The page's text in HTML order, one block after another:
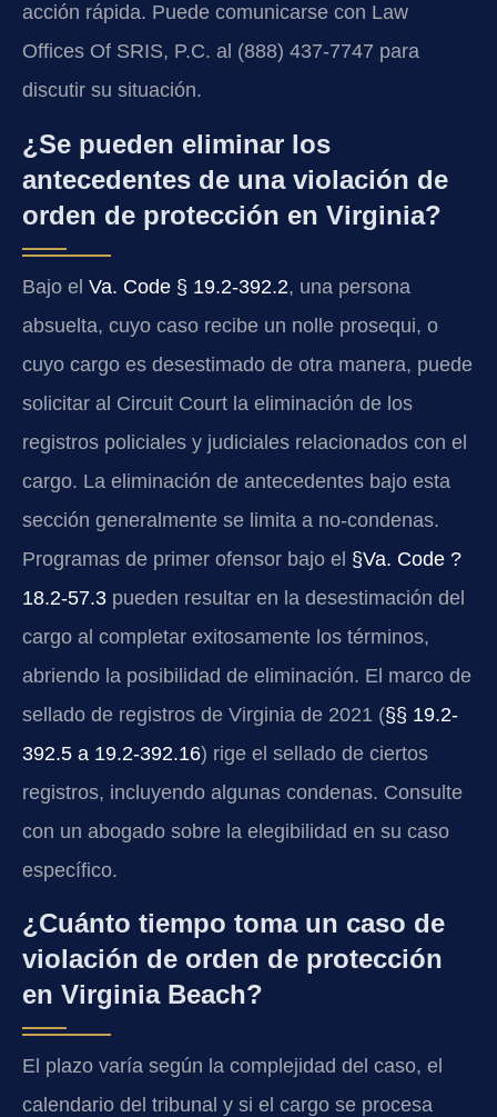
acción rápida. Puede comunicarse con Law
Offices Of SRIS, P.C. al (888) 437-7747 para
discutir su situación.
¿Se pueden eliminar los
antecedentes de una violación de
orden de protección en Virginia?
Bajo el Va. Code § 19.2-392.2, una persona
absuelta, cuyo caso recibe un nolle prosequi, o
cuyo cargo es desestimado de otra manera, puede
solicitar al Circuit Court la eliminación de los
registros policiales y judiciales relacionados con el
cargo. La eliminación de antecedentes bajo esta
sección generalmente se limita a no-condenas.
Programas de primer ofensor bajo el §Va. Code ?
18.2-57.3 pueden resultar en la desestimación del
cargo al completar exitosamente los términos,
abriendo la posibilidad de eliminación. El marco de
sellado de registros de Virginia de 2021 (§§ 19.2-
392.5 a 19.2-392.16) rige el sellado de ciertos
registros, incluyendo algunas condenas. Consulte
con un abogado sobre la elegibilidad en su caso
específico.
¿Cuánto tiempo toma un caso de
violación de orden de protección
en Virginia Beach?
El plazo varía según la complejidad del caso, el
calendario del tribunal y si el cargo se procesa